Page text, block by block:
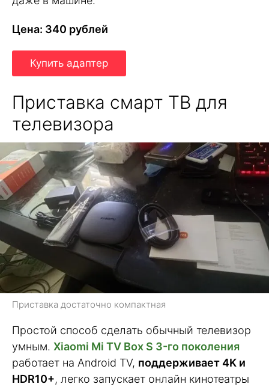
Цена: 340 рублей
Купить адаптер
Приставка смарт ТВ для
телевизора
Приставка достаточно компактная
Простой способ сделать обычный телевизор
умным. Xiaomi Mi TV Box S 3-го поколения
работает на Android TV, поддерживает 4K и
HDR10+, легко запускает онлайн кинотеатры